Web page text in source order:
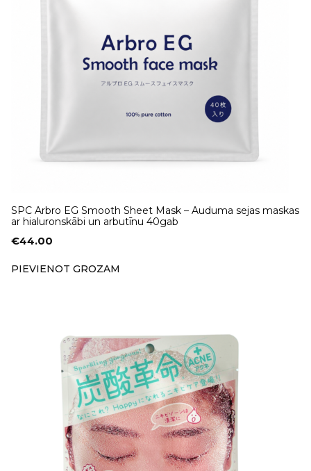
SPC Arbro EG Smooth Sheet Mask – Auduma sejas maskas
ar hialuronskābi un arbutīnu 40gab
€44.00
PIEVIENOT GROZAM